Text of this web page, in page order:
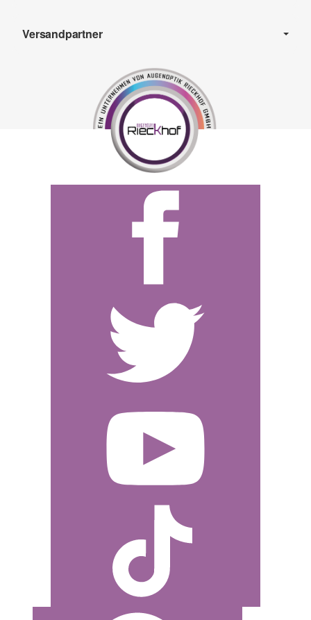
Versandpartner